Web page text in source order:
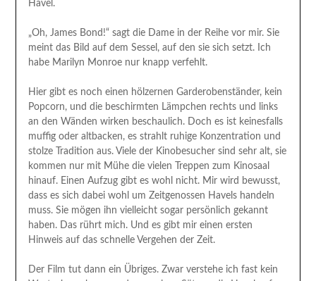
Havel.
„Oh, James Bond!“ sagt die Dame in der Reihe vor mir. Sie
meint das Bild auf dem Sessel, auf den sie sich setzt. Ich
habe Marilyn Monroe nur knapp verfehlt.
Hier gibt es noch einen hölzernen Garderobenständer, kein
Popcorn, und die beschirmten Lämpchen rechts und links
an den Wänden wirken beschaulich. Doch es ist keinesfalls
muffig oder altbacken, es strahlt ruhige Konzentration und
stolze Tradition aus. Viele der Kinobesucher sind sehr alt, sie
kommen nur mit Mühe die vielen Treppen zum Kinosaal
hinauf. Einen Aufzug gibt es wohl nicht. Mir wird bewusst,
dass es sich dabei wohl um Zeitgenossen Havels handeln
muss. Sie mögen ihn vielleicht sogar persönlich gekannt
haben. Das rührt mich. Und es gibt mir einen ersten
Hinweis auf das schnelle Vergehen der Zeit.
Der Film tut dann ein Übriges. Zwar verstehe ich fast kein